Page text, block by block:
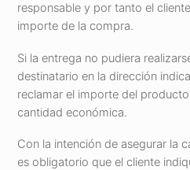
responsable y por tanto el
importe de la compra.
Si la entrega no pudiera
destinatario en la dirección
reclamar el importe del
cantidad económica.
Con la intención de asegurar la
es obligatorio que el cliente